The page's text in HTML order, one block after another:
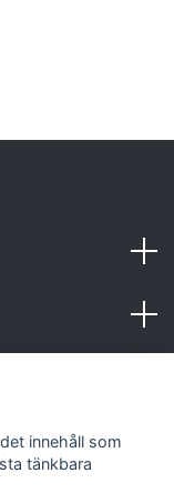
innehåll som
tänkbara